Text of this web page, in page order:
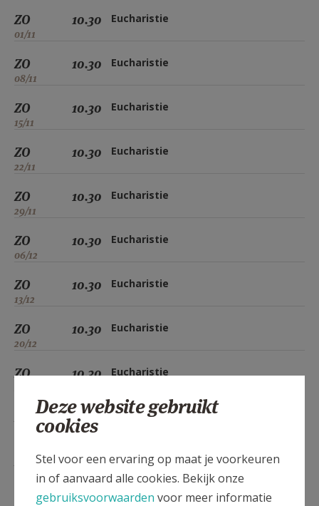
ZO
01/11
10.30 Eucharistie
ZO
08/11
10.30 Eucharistie
ZO
15/11
10.30 Eucharistie
ZO
22/11
10.30 Eucharistie
ZO
29/11
10.30 Eucharistie
ZO
06/12
10.30 Eucharistie
ZO
13/12
10.30 Eucharistie
ZO
20/12
10.30 Eucharistie
ZO 10.30 Eucharistie
03/01
10.30 Eucharistie
10/01
10.30 Eucharistie
Deze website gebruikt
cookies
Stel voor een ervaring op maat je voorkeuren
in of aanvaard alle cookies. Bekijk onze
gebruiksvoorwaarden voor meer informatie